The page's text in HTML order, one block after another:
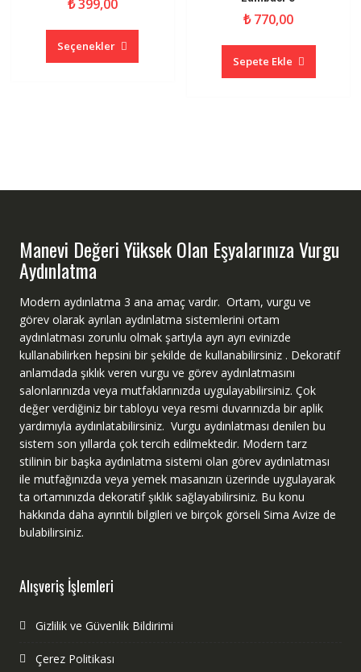
₺399,00
Seçenekler
Bu
birden
₺770,00
Sepete Ekle
Manevi Değeri Yüksek Olan Eşyalarınıza Vurgu
Aydınlatma
Modern aydınlatma 3 ana amaç vardır. Ortam, vurgu ve
görev olarak ayrılan aydınlatma sistemlerini ortam
aydınlatması zorunlu olmak şartıyla ayrı ayrı evinizde
kullanabilirken hepsini bir şekilde de kullanabilirsiniz . Dekoratif
anlamdada şıklık veren vurgu ve görev aydınlatmasını
salonlarınızda veya mutfaklarınızda uygulayabilirsiniz. Çok
değer verdiğiniz bir tabloyu veya resmi duvarınızda bir aplik
yardımıyla aydınlatabilirsiniz. Vurgu aydınlatması denilen bu
sistem son yıllarda çok tercih edilmektedir. Modern tarz
stilinin bir başka aydınlatma sistemi olan görev aydınlatması
ile mutfağınızda veya yemek masanızın üzerinde uygulayarak
ta ortamınızda dekoratif şıklık sağlayabilirsiniz. Bu konu
hakkında daha ayrıntılı bilgileri ve birçok görseli Sima Avize de
bulabilirsiniz.
Alışveriş İşlemleri
Gizlilik ve Güvenlik Bildirimi
Çerez Politikası